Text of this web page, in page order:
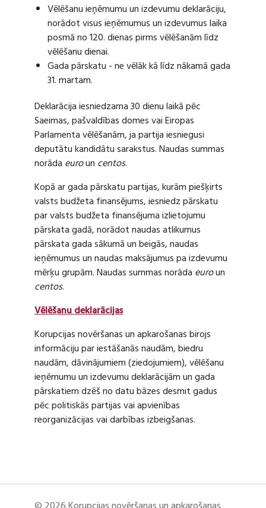
Vēlēšanu ieņēmumu un izdevumu deklarāciju,
norādot visus ieņēmumus un izdevumus laika
posmā no 120. dienas pirms vēlēšanām līdz
vēlēšanu dienai.
Gada pārskatu - ne vēlāk kā līdz nākamā gada
31. martam.
Deklarācija iesniedzama 30 dienu laikā pēc
Saeimas, pašvaldības domes vai Eiropas
Parlamenta vēlēšanām, ja partija iesniegusi
deputātu kandidātu sarakstus. Naudas summas
norāda euroun centos.
Kopā ar gada pārskatu partijas, kurām piešķirts
valsts budžeta finansējums, iesniedz pārskatu
par valsts budžeta finansējuma izlietojumu
pārskata gadā, norādot naudas atlikumus
pārskata gada sākumā un beigās, naudas
ieņēmumus un naudas maksājumus pa izdevumu
mērķu grupām. Naudas summas norāda euroun
centos.
Vēlēšanu deklarācijas
Korupcijas novēršanas un apkarošanas birojs
informāciju par iestāšanās naudām, biedru
naudām, dāvinājumiem (ziedojumiem), vēlēšanu
ieņēmumu un izdevumu deklarācijām un gada
pārskatiem dzēš no datu bāzes desmit gadus
pēc politiskās partijas vai apvienības
reorganizācijas vai darbības izbeigšanas.